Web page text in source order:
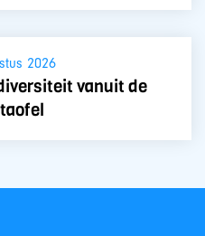
2026
vanuit de